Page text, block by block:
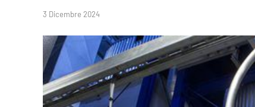
3 Dicembre 2024